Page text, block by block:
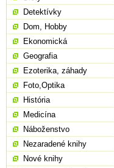
Detektívky
Dom, Hobby
Ekonomická
Geografia
Ezoterika, záhady
Foto,Optika
História
Medicína
Náboženstvo
Nezaradené knihy
Nové knihy